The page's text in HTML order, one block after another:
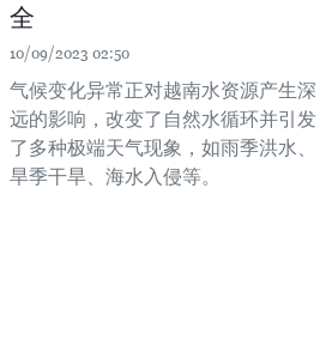
全
10/09/2023 02:50
气候变化异常正对越南水资源产生深
远的影响，改变了自然水循环并引发
了多种极端天气现象，如雨季洪水、
旱季干旱、海水入侵等。